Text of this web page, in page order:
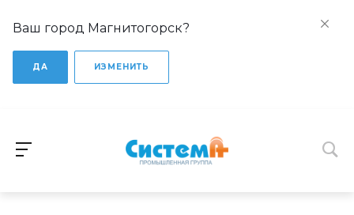
Ваш город Магнитогорск?
ДА ИЗМЕНИТЬ